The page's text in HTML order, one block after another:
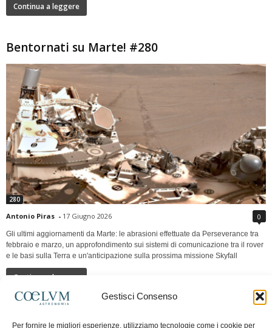
Gestisci Consenso
Per fornire le migliori esperienze, utilizziamo tecnologie come i cookie per
Continua a leggere
Bentornati su Marte! #280
280
Antonio Piras - 17 Giugno 2026 0
Gli ultimi aggiornamenti da Marte: le abrasioni effettuate da Perseverance tra
febbraio e marzo, un approfondimento sui sistemi di comunicazione tra il rover
e le basi sulla Terra e un'anticipazione sulla prossima missione Skyfall
Continua a leggere